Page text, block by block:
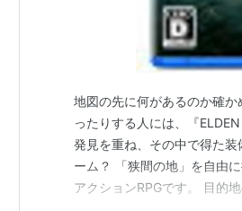
地図の先に何があるのか確
ったりする人には、『
発見を重ね、その中で得た
ーム？ 「狭間の地」を自由
アクションRPGです。 目的